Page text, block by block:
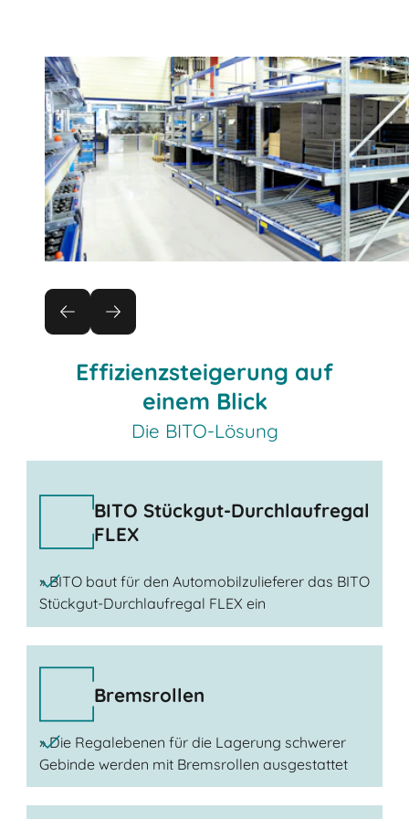
Effizienzsteigerung auf
einem Blick
Die BITO-Lösung
BITO Stückgut-Durchlaufregal
FLEX
» BITO baut für den Automobilzulieferer das BITO
Stückgut-Durchlaufregal FLEX ein
Bremsrollen
» Die Regalebenen für die Lagerung schwerer
Gebinde werden mit Bremsrollen ausgestattet